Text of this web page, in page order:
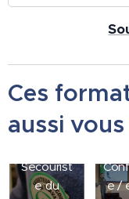
Ces
aussi
Secourist
e du
e /